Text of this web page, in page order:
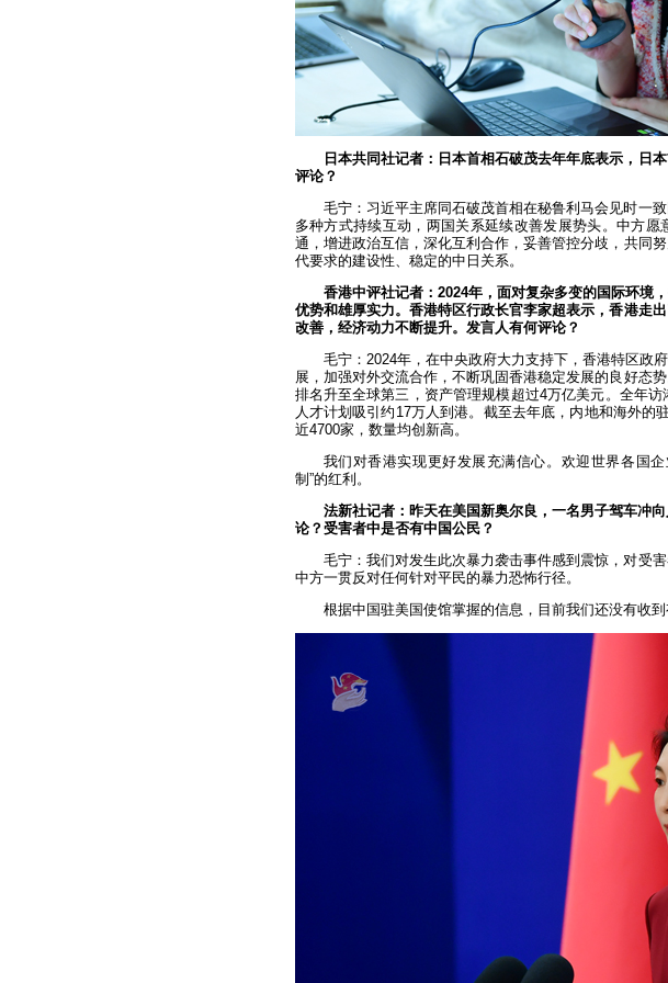
日本共同社记者：日本首相石破茂去年年底表示，日
评论？
毛宁：习近平主席同石破茂首相在秘鲁利马会见时一
多种方式持续互动，两国关系延续改善发展势头。中方
通，增进政治互信，深化互利合作，妥善管控分歧，共同
代要求的建设性、稳定的中日关系。
香港中评社记者：2024年，面对复杂多变的国际环境
优势和雄厚实力。香港特区行政长官李家超表示，香港走
改善，经济动力不断提升。发言人有何评论？
毛宁：2024年，在中央政府大力支持下，香港特区政
展，加强对外交流合作，不断巩固香港稳定发展的良好态
排名升至全球第三，资产管理规模超过4万亿美元。全年
人才计划吸引约17万人到港。截至去年底，内地和海外的
近4700家，数量均创新高。
我们对香港实现更好发展充满信心。欢迎世界各国
制”的红利。
法新社记者：昨天在美国新奥尔良，一名男子驾车冲
论？受害者中是否有中国公民？
毛宁：我们对发生此次暴力袭击事件感到震惊，对受
中方一贯反对任何针对平民的暴力恐怖行径。
根据中国驻美国使馆掌握的信息，目前我们还没有收到